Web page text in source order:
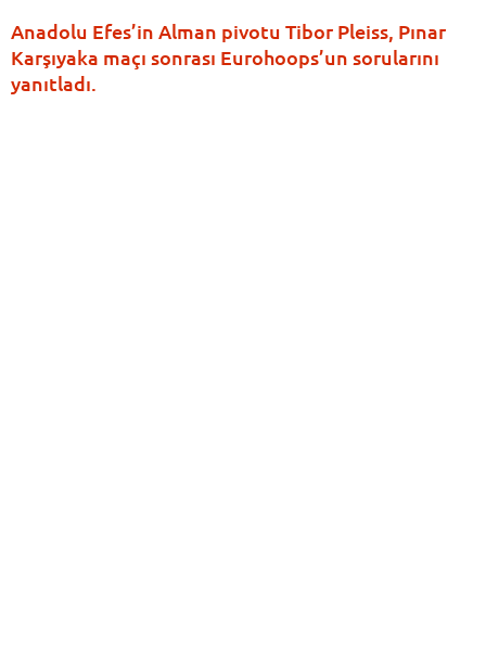
Anadolu Efes’in Alman pivotu Tibor Pleiss, Pınar
Karşıyaka maçı sonrası Eurohoops’un sorularını
yanıtladı.